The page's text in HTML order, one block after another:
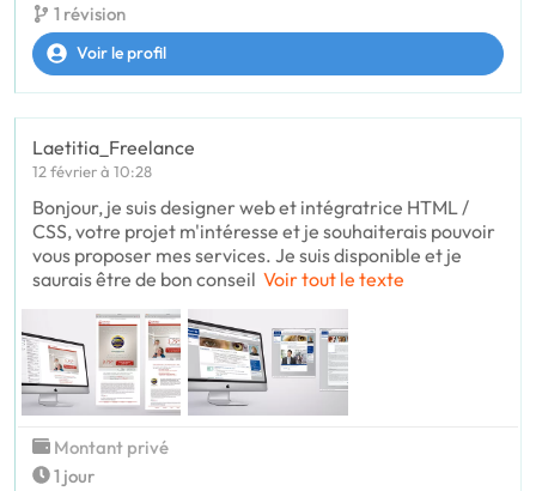
1 révision
Voir le profil
Laetitia_Freelance
12 février à 10:28
Bonjour, je suis designer web et intégratrice HTML /
CSS, votre projet m'intéresse et je souhaiterais pouvoir
vous proposer mes services. Je suis disponible et je
saurais être de bon conseil Voir tout le texte
Montant privé
1 jour